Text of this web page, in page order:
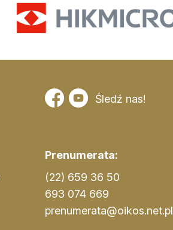
Śledź nas!
Prenumerata:
(22) 659 36 50
693 074 669
prenumerata@oikos.net.pl